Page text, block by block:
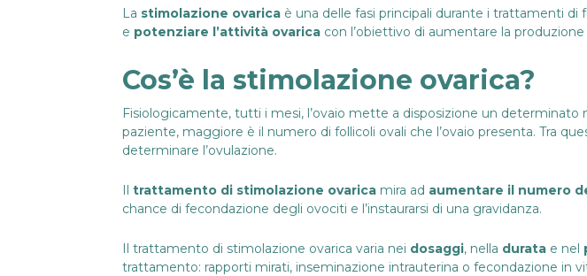
La stimolazione ovarica è una delle fasi principali durante i trattamenti di
e potenziare l’attività ovarica con l’obiettivo di aumentare la
Cos’è la stimolazione ovarica?
Fisiologicamente, tutti i mesi, l’ovaio mette a disposizione un determinato
paziente, maggiore è il numero di follicoli ovali che l’ovaio presenta. Tra
determinare l’ovulazione.
Il trattamento di stimolazione ovarica mira ad aumentare il numero
chance di fecondazione degli ovociti e l’instaurarsi di una gravidanza.
Il trattamento di stimolazione ovarica varia nei dosaggi, nella durata e nel
trattamento: rapporti mirati, inseminazione intrauterina o fecondazione in